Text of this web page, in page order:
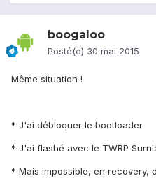
boogaloo
Posté(e) 30 mai 2015
Même situation !
* J'ai débloquer le bootloader
* J'ai flashé avec le TWRP
* Mais impossible, en recovery,